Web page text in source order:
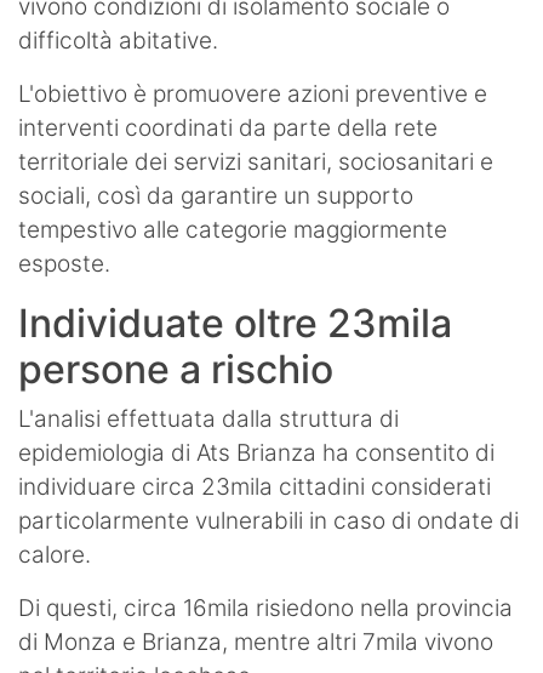
vivono condizioni di isolamento sociale o
difficoltà abitative.
L'obiettivo è promuovere azioni preventive e
interventi coordinati da parte della rete
territoriale dei servizi sanitari, sociosanitari e
sociali, così da garantire un supporto
tempestivo alle categorie maggiormente
esposte.
Individuate oltre 23mila
persone a rischio
L'analisi effettuata dalla struttura di
epidemiologia di Ats Brianza ha consentito di
individuare circa 23mila cittadini considerati
particolarmente vulnerabili in caso di ondate di
calore.
Di questi, circa 16mila risiedono nella provincia
di Monza e Brianza, mentre altri 7mila vivono